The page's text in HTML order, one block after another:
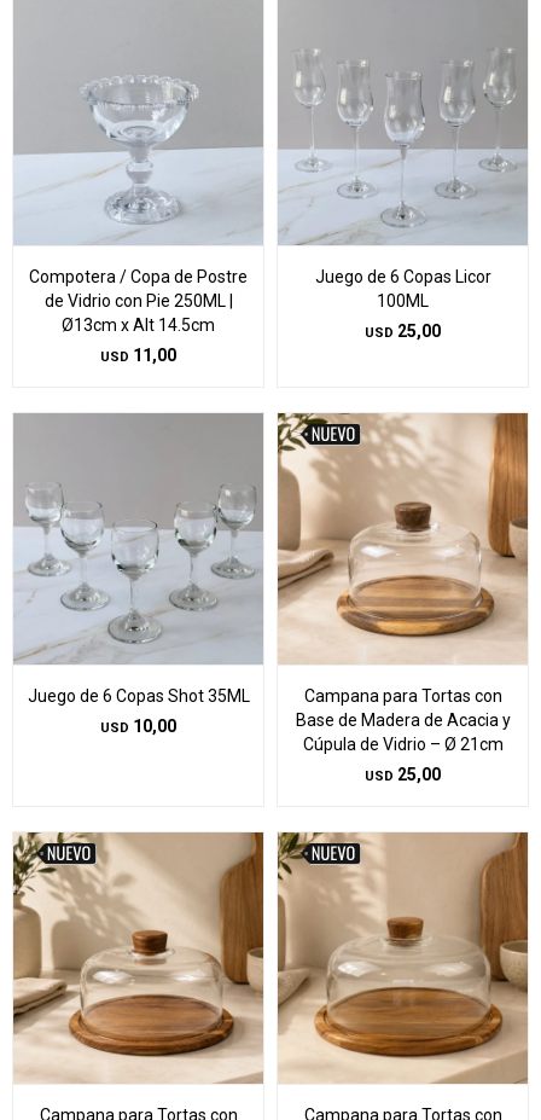
Compotera / Copa de Postre
de Vidrio con Pie 250ML |
Ø13cm x Alt 14.5cm
USD 11,00
Juego de 6 Copas Licor
100ML
USD 25,00
Juego de 6 Copas Shot 35ML
USD 10,00
Campana para Tortas con
Base de Madera de Acacia y
Cúpula de Vidrio – Ø 21cm
USD 25,00
Campana para Tortas con
Campana para Tortas con